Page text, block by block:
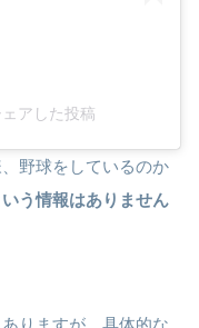
アした投稿
野球をしているのか
う情報はありません
りますが、具体的な